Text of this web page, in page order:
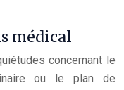
médical
concernant le
ou le plan de